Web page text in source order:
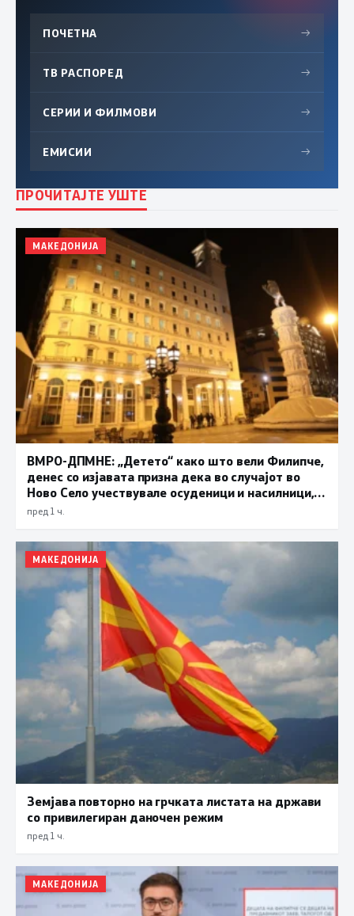
ПОЧЕТНА →
ТВ РАСПОРЕД →
СЕРИИ И ФИЛМОВИ →
ЕМИСИИ →
ПРОЧИТАЈТЕ УШТЕ
МАКЕДОНИЈА
ВМРО-ДПМНЕ: „Детето“ како што вели Филипче,
денес со изјавата призна дека во случајот во
Ново Село учествувале осуденици и насилници,
ова е талогот на Македонија
пред 1 ч.
МАКЕДОНИЈА
Земјава повторно на грчката листата на држави
со привилегиран даночен режим
пред 1 ч.
МАКЕДОНИЈА